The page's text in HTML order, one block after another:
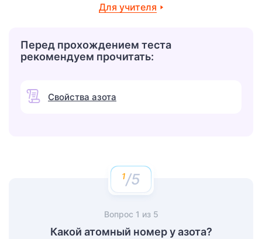
Для учителя
Перед прохождением теста
рекомендуем прочитать:
Свойства азота
/5
Вопрос 1 из 5
Какой атомный номер у азота?